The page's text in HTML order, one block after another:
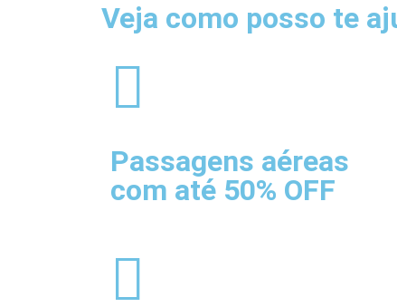
Veja como posso te
Passagens aéreas
com até 50% OFF